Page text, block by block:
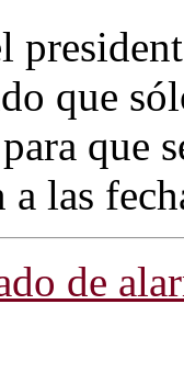
que
que
las
de